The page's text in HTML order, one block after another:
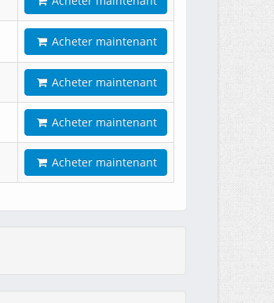
Acheter maintenant
Acheter maintenant
Acheter maintenant
Acheter maintenant